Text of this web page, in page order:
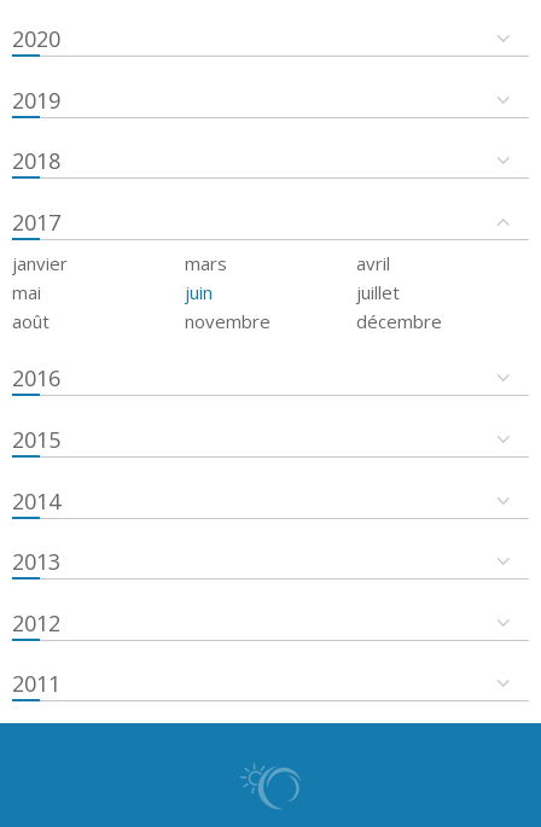
2020
2019
2018
2017
janvier mars
avril
mai
juin
juillet
août
novembre décembre
2016
2015
2014
2013
2012
2011